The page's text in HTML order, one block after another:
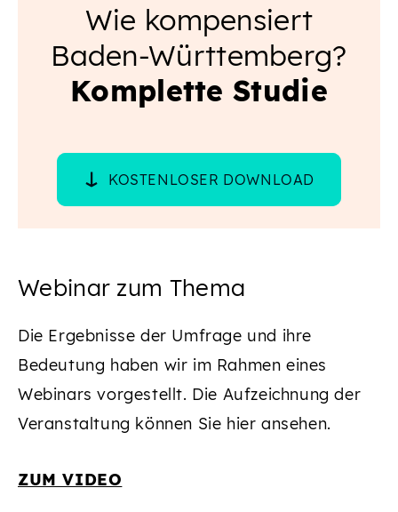
Wie kompensiert
Baden-Württemberg?
Komplette Studie
KOSTENLOSER DOWNLOAD
Webinar zum Thema
Die Ergebnisse der Umfrage und ihre
Bedeutung haben wir im Rahmen eines
Webinars vorgestellt. Die Aufzeichnung der
Veranstaltung können Sie hier ansehen.
ZUM VIDEO